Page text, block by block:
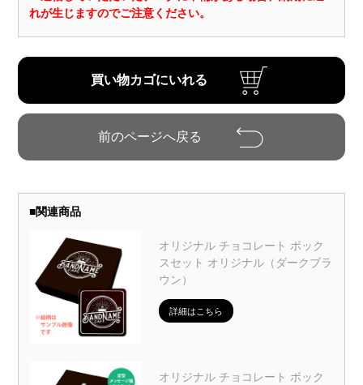
れが生じますのでご注意ください。
■関連商品
オリジナル チョコレート ボック
スセット オリジナル（ダークブラ
ウン）
詳細はこちら
オリジナル チョコレート ボック